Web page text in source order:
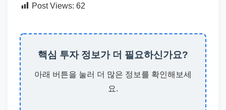
Post Views: 62
핵심 투자 정보가 더 필요하신가요?
아래 버튼을 눌러 더 많은 정보를 확인해보세
요.